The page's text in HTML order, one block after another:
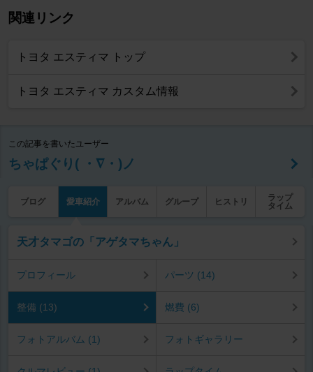
関連リンク
トヨタ エスティマ トップ
トヨタ エスティマ カスタム情報
この記事を書いたユーザー
ちゃぱぐり( ・∇・)ノ
ブログ 愛車紹介 アルバム グループ ヒストリ
ラップ
タイム
天才タマゴの「アゲタマちゃん」
プロフィール パーツ (14)
整備 (13) 燃費 (6)
フォトアルバム (1) フォトギャラリー